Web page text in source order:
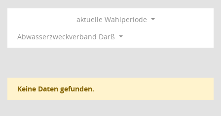
aktuelle Wahlperiode
Abwasserzweckverband Darß
Keine Daten gefunden.